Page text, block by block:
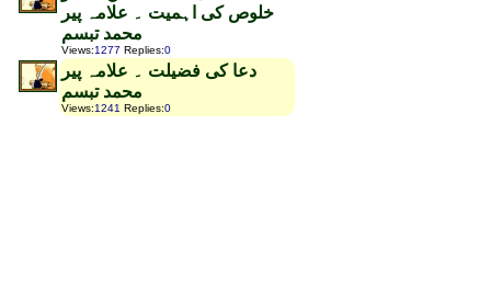
خلوص کی اہمیت ۔ علامہ پیر
محمد تبسم
Views:1277 Replies:0
دعا کی فضیلت ۔ علامہ پیر
محمد تبسم
Views:1241 Replies:0